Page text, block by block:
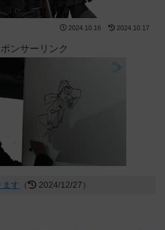
2024.10.16 2024.10.17
ポンサーリンク
ます （ 2024/12/27）